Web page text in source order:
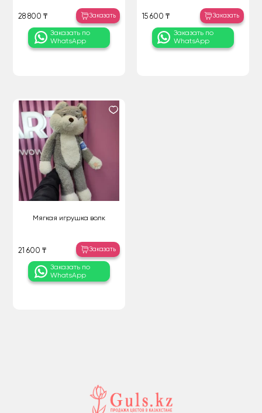
28 800 ₸ Заказать
Заказать по
WhatsApp
15 600 ₸ Заказать
Заказать по
WhatsApp
Мягкая игрушка волк
21 600 ₸ Заказать
Заказать по
WhatsApp